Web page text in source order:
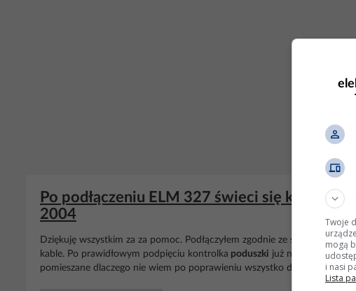
Po podłączeniu ELM 327 świeci się kontrolka
2004
Dziękuję wszystkim za za pomoc. Podłączyłem zgodnie ze schematem -
kable. Po prawidłowym podpięciu kontrolka poduszki już nie świeci
pomieszane dlaczego nie wiem po poprawieniu wszystko działa normalnie
Twoje
mogą
i nasi
Lista